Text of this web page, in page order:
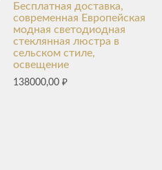
Бесплатная доставка,
современная Европейская
модная светодиодная
стеклянная люстра в
сельском стиле,
освещение
138000,00₽